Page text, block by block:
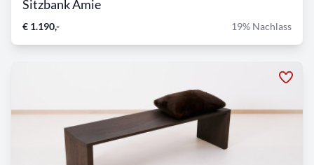
Sitzbank Amie
€ 1.190,- 19% Nachlass